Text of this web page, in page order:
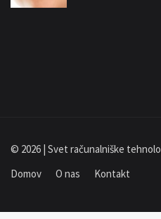
© 2026 | Svet računalniške
Domov
O nas Kontakt